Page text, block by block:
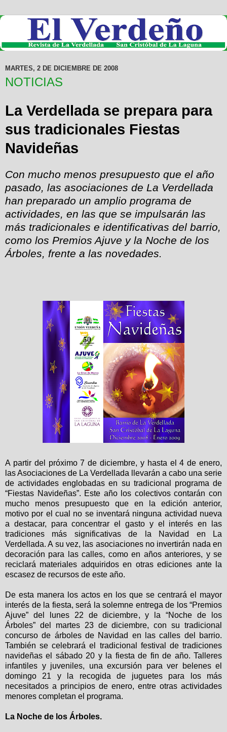
MARTES, 2 DE DICIEMBRE DE 2008
NOTICIAS
La Verdellada se prepara para
sus tradicionales Fiestas
Navideñas
Con mucho menos presupuesto que el año
pasado, las asociaciones de La Verdellada
han preparado un amplio programa de
actividades, en las que se impulsarán las
más tradicionales e identificativas del barrio,
como los Premios Ajuve y la Noche de los
Árboles, frente a las novedades.
A partir del próximo 7 de diciembre, y hasta el 4 de enero,
las Asociaciones de La Verdellada llevarán a cabo una serie
de actividades englobadas en su tradicional programa de
“Fiestas Navideñas”. Este año los colectivos contarán con
mucho menos presupuesto que en la edición anterior,
motivo por el cual no se inventará ninguna actividad nueva
a destacar, para concentrar el gasto y el interés en las
tradiciones más significativas de la Navidad en La
Verdellada. A su vez, las asociaciones no invertirán nada en
decoración para las calles, como en años anteriores, y se
reciclará materiales adquiridos en otras ediciones ante la
escasez de recursos de este año.
De esta manera los actos en los que se centrará el mayor
interés de la fiesta, será la solemne entrega de los “Premios
Ajuve” del lunes 22 de diciembre, y la “Noche de los
Árboles” del martes 23 de diciembre, con su tradicional
concurso de árboles de Navidad en las calles del barrio.
También se celebrará el tradicional festival de tradiciones
navideñas el sábado 20 y la fiesta de fin de año. Talleres
infantiles y juveniles, una excursión para ver belenes el
domingo 21 y la recogida de juguetes para los más
necesitados a principios de enero, entre otras actividades
menores completan el programa.
La Noche de los Árboles.